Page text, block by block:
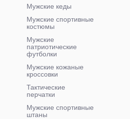
Мужские кеды
Мужские спортивные
костюмы
Мужские
патриотические
футболки
Мужские кожаные
кроссовки
Тактические
перчатки
Мужские спортивные
штаны